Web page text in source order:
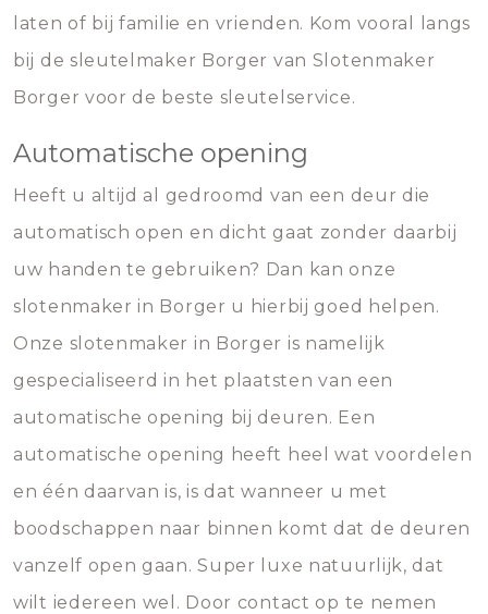
laten of bij familie en vrienden. Kom vooral langs
bij de sleutelmaker Borger van Slotenmaker
Borger voor de beste sleutelservice.
Automatische opening
Heeft u altijd al gedroomd van een deur die
automatisch open en dicht gaat zonder daarbij
uw handen te gebruiken? Dan kan onze
slotenmaker in Borger u hierbij goed helpen.
Onze slotenmaker in Borger is namelijk
gespecialiseerd in het plaatsten van een
automatische opening bij deuren. Een
automatische opening heeft heel wat voordelen
en één daarvan is, is dat wanneer u met
boodschappen naar binnen komt dat de deuren
vanzelf open gaan. Super luxe natuurlijk, dat
wilt iedereen wel. Door contact op te nemen